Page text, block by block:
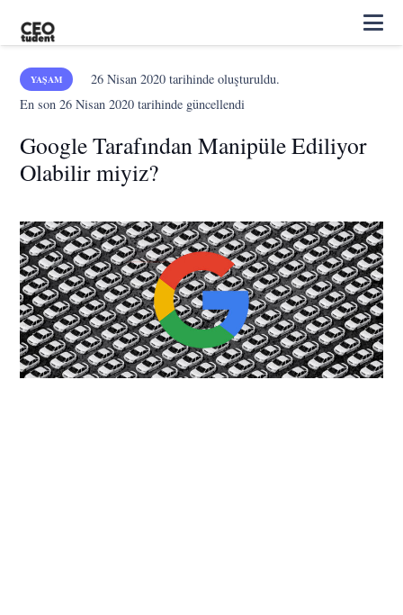
YAŞAM 26 Nisan 2020tarihinde oluşturuldu.
En son26 Nisan 2020 tarihinde güncellendi
Google Tarafından Manipüle Ediliyor
Olabilir miyiz?